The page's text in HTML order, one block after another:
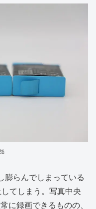
膨らんでしまっている
てしまう。写真中央
に録画できるものの、